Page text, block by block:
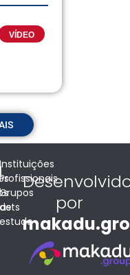
VÍDEO
Instituições
Profissionais
Grupos
de
estudo
por